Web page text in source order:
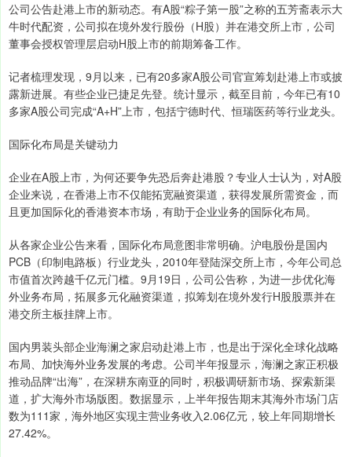
公司公告赴港上市的新动态。有A股“粽子第一股”之称的五芳斋表示大
牛时代配资，公司拟在境外发行股份（H股）并在港交所上市，公司
董事会授权管理层启动H股上市的前期筹备工作。
记者梳理发现，9月以来，已有20多家A股公司官宣筹划赴港上市或披
露新进展。有些企业已捷足先登。统计显示，截至目前，今年已有10
多家A股公司完成“A+H”上市，包括宁德时代、恒瑞医药等行业龙头。
国际化布局是关键动力
企业在A股上市，为何还要争先恐后奔赴港股？专业人士认为，对A股
企业来说，在香港上市不仅能拓宽融资渠道，获得发展所需资金，而
且更加国际化的香港资本市场，有助于企业业务的国际化布局。
从各家企业公告来看，国际化布局意图非常明确。沪电股份是国内
PCB（印制电路板）行业龙头，2010年登陆深交所上市，今年公司总
市值首次跨越千亿元门槛。9月19日，公司公告称，为进一步优化海
外业务布局，拓展多元化融资渠道，拟筹划在境外发行H股股票并在
港交所主板挂牌上市。
国内男装头部企业海澜之家启动赴港上市，也是出于深化全球化战略
布局、加快海外业务发展的考虑。公司半年报显示，海澜之家正积极
推动品牌“出海”，在深耕东南亚的同时，积极调研新市场、探索新渠
道，扩大海外市场版图。数据显示，上半年报告期末其海外市场门店
数为111家，海外地区实现主营业务收入2.06亿元，较上年同期增长
27.42%。